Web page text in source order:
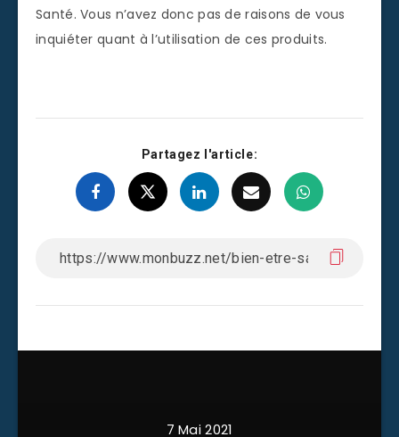
Santé. Vous n’avez donc pas de raisons de vous
inquiéter quant à l’utilisation de ces produits.
Partagez l'article:
7 Mai 2021